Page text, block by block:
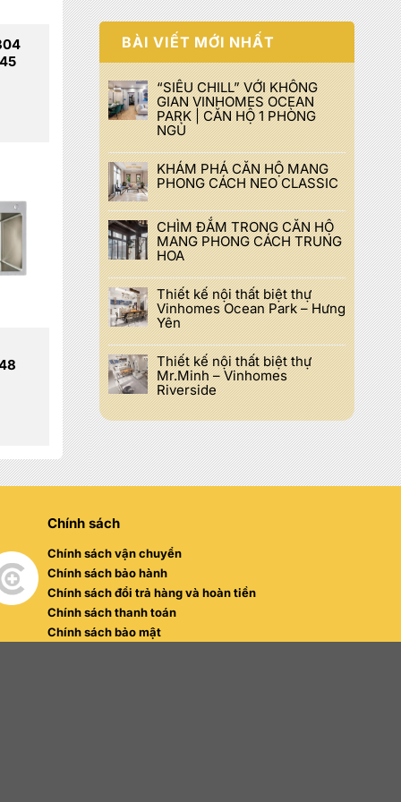
BÀI VIẾT MỚI NHẤT
“SIÊU CHILL” VỚI KHÔNG
GIAN VINHOMES OCEAN
PARK | CĂN HỘ 1 PHÒNG
NGỦ
KHÁM PHÁ CĂN HỘ MANG
PHONG CÁCH NEO CLASSIC
CHÌM ĐẮM TRONG CĂN HỘ
MANG PHONG CÁCH TRUNG
HOA
Thiết kế nội thất biệt thự
Vinhomes Ocean Park – Hưng
Yên
Thiết kế nội thất biệt thự
Mr.Minh – Vinhomes
Riverside
Chính sách
Chính sách vận chuyển
Chính sách bảo hành
Chính sách đổi trả hàng và hoàn tiền
Chính sách thanh toán
Chính sách bảo mật